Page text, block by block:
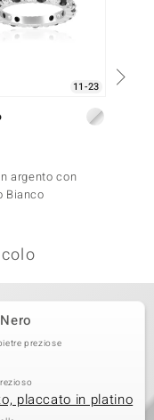
11-23
argento con
Bianco
preziose
placcato in platino